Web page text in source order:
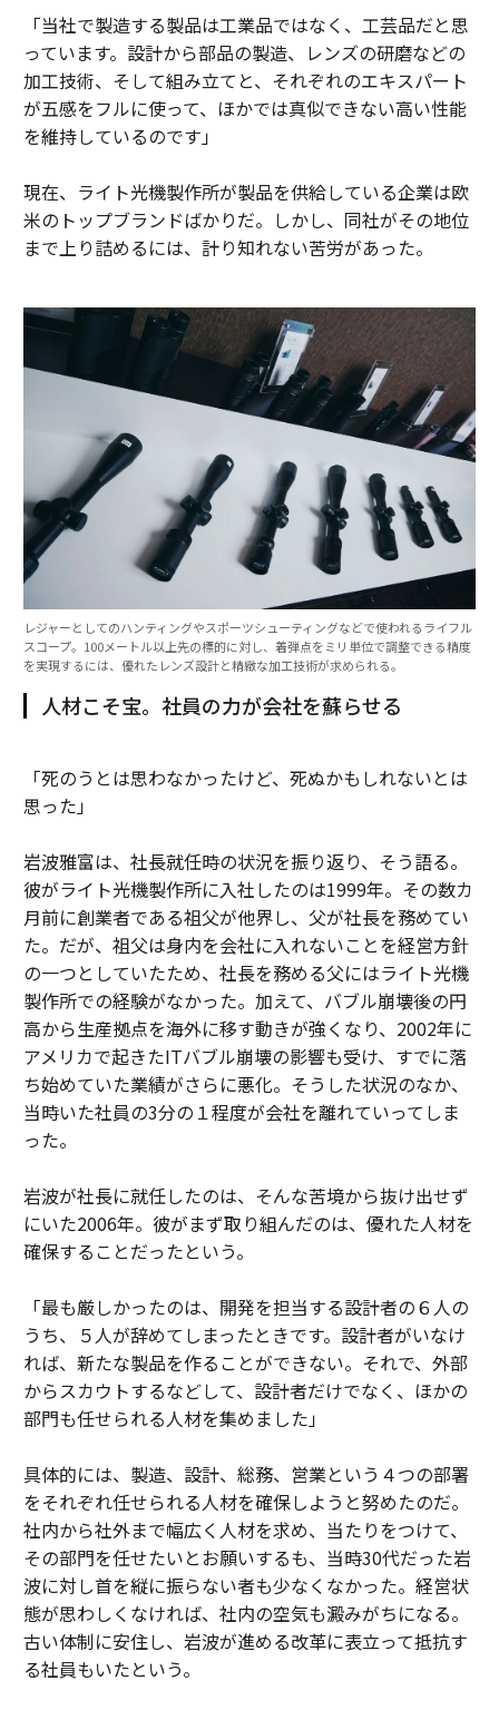
「当社で製造する製品は工業品ではなく、工芸品だと思
っています。設計から部品の製造、レンズの研磨などの
加工技術、そして組み立てと、それぞれのエキスパート
が五感をフルに使って、ほかでは真似できない高い性能
を維持しているのです」
現在、ライト光機製作所が製品を供給している企業は欧
米のトップブランドばかりだ。しかし、同社がその地位
まで上り詰めるには、計り知れない苦労があった。
レジャーとしてのハンティングやスポーツシューティングなどで使われるライフル
スコープ。100メートル以上先の標的に対し、着弾点をミリ単位で調整できる精度
を実現するには、優れたレンズ設計と精緻な加工技術が求められる。
人材こそ宝。社員の力が会社を蘇らせる
「死のうとは思わなかったけど、死ぬかもしれないとは
思った」
岩波雅富は、社長就任時の状況を振り返り、そう語る。
彼がライト光機製作所に入社したのは1999年。その数カ
月前に創業者である祖父が他界し、父が社長を務めてい
た。だが、祖父は身内を会社に入れないことを経営方針
の一つとしていたため、社長を務める父にはライト光機
製作所での経験がなかった。加えて、バブル崩壊後の円
高から生産拠点を海外に移す動きが強くなり、2002年に
アメリカで起きたITバブル崩壊の影響も受け、すでに落
ち始めていた業績がさらに悪化。そうした状況のなか、
当時いた社員の3分の１程度が会社を離れていってしま
った。
岩波が社長に就任したのは、そんな苦境から抜け出せず
にいた2006年。彼がまず取り組んだのは、優れた人材を
確保することだったという。
「最も厳しかったのは、開発を担当する設計者の６人の
うち、５人が辞めてしまったときです。設計者がいなけ
れば、新たな製品を作ることができない。それで、外部
からスカウトするなどして、設計者だけでなく、ほかの
部門も任せられる人材を集めました」
具体的には、製造、設計、総務、営業という４つの部署
をそれぞれ任せられる人材を確保しようと努めたのだ。
社内から社外まで幅広く人材を求め、当たりをつけて、
その部門を任せたいとお願いするも、当時30代だった岩
波に対し首を縦に振らない者も少なくなかった。経営状
態が思わしくなければ、社内の空気も澱みがちになる。
古い体制に安住し、岩波が進める改革に表立って抵抗す
る社員もいたという。